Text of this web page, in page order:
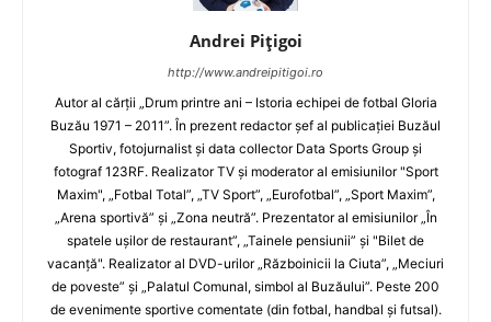
Andrei Pițigoi
http://www.andreipitigoi.ro
Autor al cărţii „Drum printre ani – Istoria echipei de fotbal Gloria
Buzău 1971 – 2011”. În prezent redactor şef al publicaţiei Buzăul
Sportiv, fotojurnalist şi data collector Data Sports Group şi
fotograf 123RF. Realizator TV şi moderator al emisiunilor "Sport
Maxim", „Fotbal Total”, „TV Sport”, „Eurofotbal”, „Sport Maxim”,
„Arena sportivă” şi „Zona neutră”. Prezentator al emisiunilor „În
spatele uşilor de restaurant”, „Tainele pensiunii” şi "Bilet de
vacanţă". Realizator al DVD-urilor „Războinicii la Ciuta”, „Meciuri
de poveste” şi „Palatul Comunal, simbol al Buzăului”. Peste 200
de evenimente sportive comentate (din fotbal, handbal şi futsal).